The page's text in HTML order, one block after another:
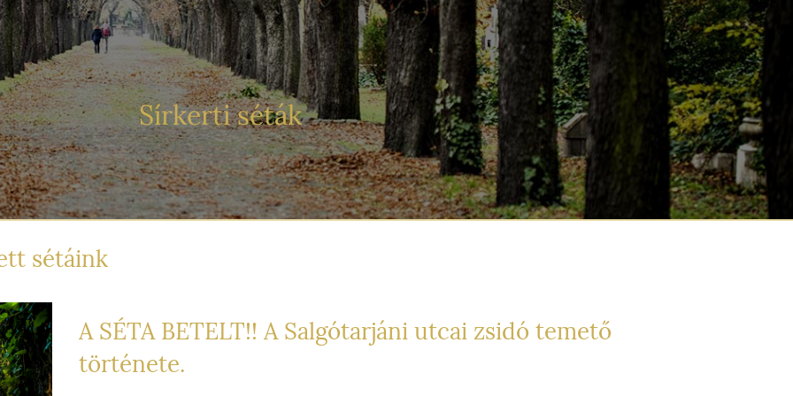
Sírkerti séták
sétáink
A SÉTA BETELT!! A Salgótarjáni utcai zsidó temető
története.